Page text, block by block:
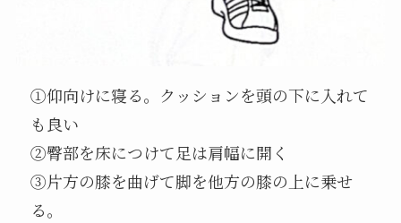
①仰向けに寝る。クッションを頭の下に入れて
も良い
②臀部を床につけて足は肩幅に開く
③片方の膝を曲げて脚を他方の膝の上に乗せ
る。